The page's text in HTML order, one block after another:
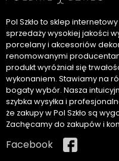
Pol Szkło to sklep
sprzedaży wysokiej jakości
porcelany i akcesoriów
renomowanymi
produkt wyróżniał się
wykonaniem. Stawiamy na
bogaty wybór. Nasza
szybka wysyłka i
że zakupy w Pol Szkło są
Zachęcamy do zakupów i
Facebook